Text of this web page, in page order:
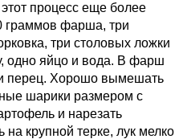
процесс еще более
граммов фарша, три
три столовых ложки
одно яйцо и вода. В фарш
перец. Хорошо вымешать
шарики размером с
и нарезать
на крупной терке, лук мелко